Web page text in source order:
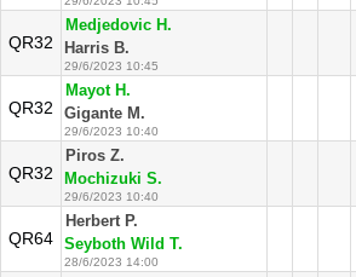
QR32
Medjedovic H.
Harris B.
29/6/2023 10:45
QR32
Mayot H.
Gigante M.
29/6/2023 10:40
QR32
Piros Z.
Mochizuki S.
29/6/2023 10:40
QR64
Herbert P.
Seyboth Wild T.
28/6/2023 14:00